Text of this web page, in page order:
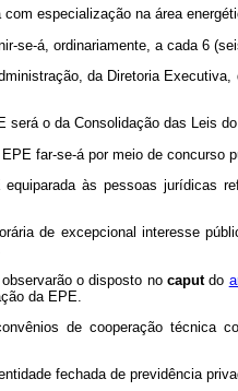
especialização na área
se-á, ordinariamente, a cada 6
da Diretoria
o da Consolidação das Leis
far-se-á por meio de
às pessoas jurídicas
de excepcional interesse
o disposto no caputdo
da EPE.
de cooperação técnica
fechada de previdência